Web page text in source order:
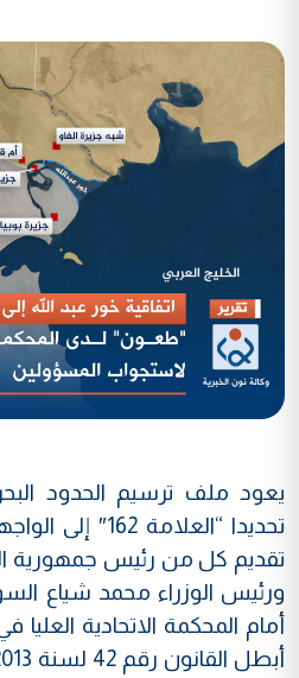
يعود ملف ترسيم الحدود
تحديدا “العلامة
تقديم كل من رئيس جمهورية
ورئيس الوزراء محمد شياع
أمام المحكمة الاتحادية العليا